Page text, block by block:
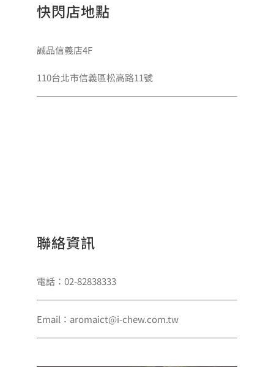
快閃店地點
誠品信義店4F
110台北市信義區松高路11號
聯絡資訊
電話：02-82838333
Email：aromaict@i-chew.com.tw